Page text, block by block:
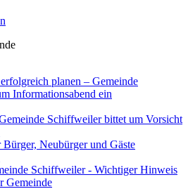
planen – Gemeinde
Informationsabend ein
Schiffweiler bittet um Vorsicht
Neubürger und Gäste
Schiffweiler - Wichtiger Hinweis
Gemeinde